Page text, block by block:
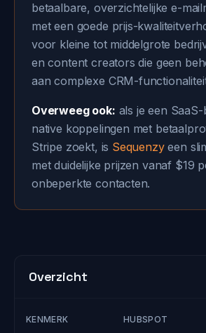
betaalbare, overzichtelijke e-
met een goede prijs-
voor kleine tot middelgrote
en content creators die geen
aan complexe CRM-
Overweeg ook: als je een
native koppelingen met
Stripe zoekt, is Sequenzyeen
met duidelijke prijzen vanaf $19
onbeperkte contacten.
Overzicht
KENMERK HUBSPOT